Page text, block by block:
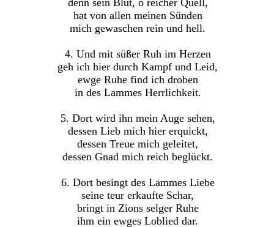
denn sein Blut, o reicher Quell,
hat von allen meinen Sünden
mich gewaschen rein und hell.
4. Und mit süßer Ruh im Herzen
geh ich hier durch Kampf und Leid,
ewge Ruhe find ich droben
in des Lammes Herrlichkeit.
5. Dort wird ihn mein Auge sehen,
dessen Lieb mich hier erquickt,
dessen Treue mich geleitet,
dessen Gnad mich reich beglückt.
6. Dort besingt des Lammes Liebe
seine teur erkaufte Schar,
bringt in Zions selger Ruhe
ihm ein ewges Loblied dar.